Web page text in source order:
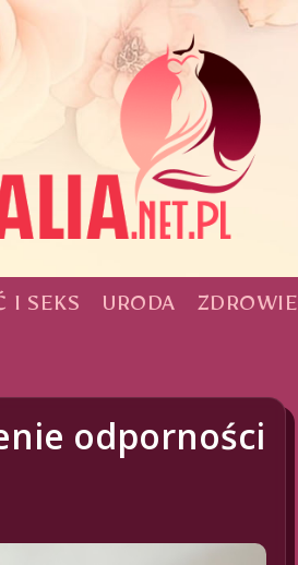
I SEKS URODA ZDROWIE
odporności